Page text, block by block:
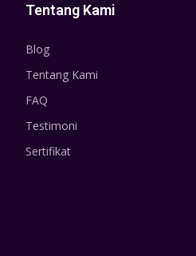
Tentang Kami
Blog
Tentang Kami
FAQ
Testimoni
Sertifikat